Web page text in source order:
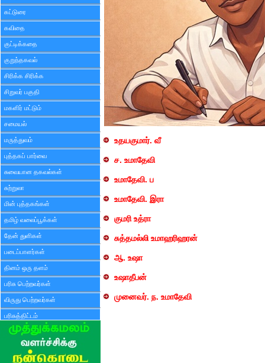
கட்டுரை
கவிதை
குட்டிக்கதை
குறுந்தகவல்
சிரிக்க சிரிக்க
சிறுவர் பகுதி
மகளிர் மட்டும்
சமையல்
மருத்துவம்
புத்தகப் பார்வை
சுவையான தகவல்கள்
சுற்றுலா
மின் புத்தகங்கள்
தமிழ் வலைப்பூக்கள்
தேன் துளிகள்
படைப்பாளர்கள்
தினம் ஒரு தளம்
பரிசு பெற்றவர்கள்
விருது பெற்றவர்கள்
பரிசுத்திட்டம்
உதயகுமார். வீ
ச. உமாதேவி
உமாதேவி. ப
உமாதேவி. இரா
குமரி உத்ரா
சுத்தமல்லி உமாஹரிஹரன்
ஆ. உஷா
உஷாதீபன்
முனைவர். ந. உமாதேவி